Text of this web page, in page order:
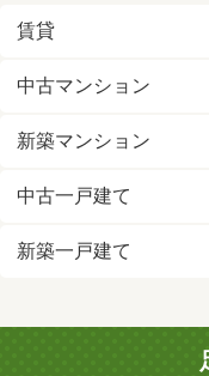
賃貸
中古マンション
新築マンション
中古一戸建て
新築一戸建て